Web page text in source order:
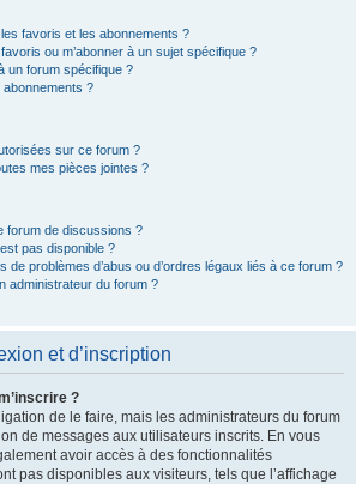
favoris et les abonnements ?
ou m’abonner à un sujet spécifique ?
un forum spécifique ?
?
sur ce forum ?
mes pièces jointes ?
forum de discussions ?
pas disponible ?
de problèmes d’abus ou d’ordres légaux liés à ce forum ?
administrateur du forum ?
et d’inscription
?
de le faire, mais les administrateurs du forum
de messages aux utilisateurs inscrits. En vous
avoir accès à des fonctionnalités
pas disponibles aux visiteurs, tels que l’affichage